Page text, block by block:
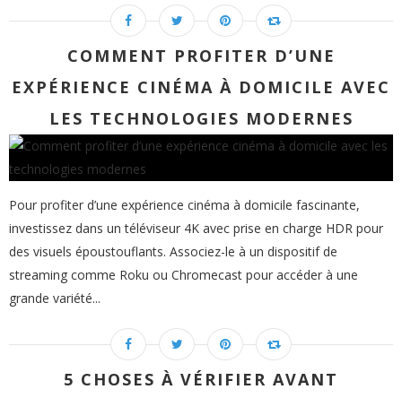
COMMENT PROFITER D’UNE
EXPÉRIENCE CINÉMA À DOMICILE AVEC
LES TECHNOLOGIES MODERNES
Pour profiter d’une expérience cinéma à domicile fascinante,
investissez dans un téléviseur 4K avec prise en charge HDR pour
des visuels époustouflants. Associez-le à un dispositif de
streaming comme Roku ou Chromecast pour accéder à une
grande variété...
5 CHOSES À VÉRIFIER AVANT